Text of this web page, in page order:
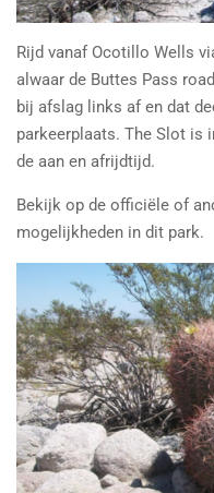
Rijd vanaf Ocotillo Wells
alwaar de Buttes Pass
bij afslag links af en dat
parkeerplaats. The Slot is
de aan en afrijdtijd.
Bekijk op de officiële of
mogelijkheden in dit park.